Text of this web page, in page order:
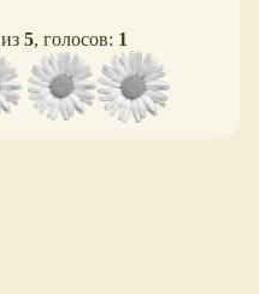
из 5, голосов: 1